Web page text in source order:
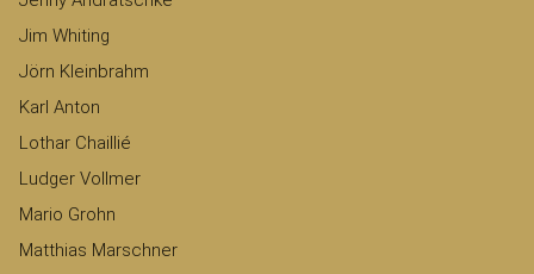
Jim Whiting
Jörn Kleinbrahm
Karl Anton
Lothar Chaillié
Ludger Vollmer
Mario Grohn
Matthias Marschner